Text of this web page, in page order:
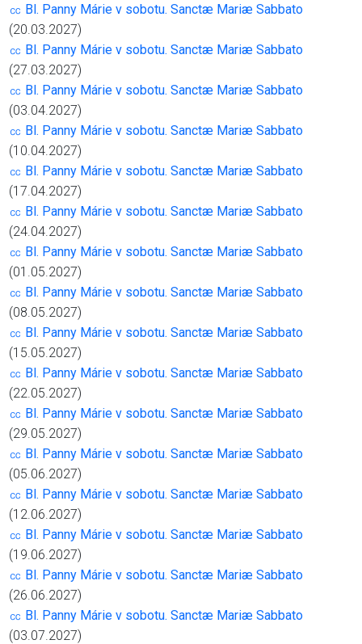
㏄ Bl. Panny Márie v sobotu. Sanctæ Mariæ Sabbato
(20.03.2027)
㏄ Bl. Panny Márie v sobotu. Sanctæ Mariæ Sabbato
(27.03.2027)
㏄ Bl. Panny Márie v sobotu. Sanctæ Mariæ Sabbato
(03.04.2027)
㏄ Bl. Panny Márie v sobotu. Sanctæ Mariæ Sabbato
(10.04.2027)
㏄ Bl. Panny Márie v sobotu. Sanctæ Mariæ Sabbato
(17.04.2027)
㏄ Bl. Panny Márie v sobotu. Sanctæ Mariæ Sabbato
(24.04.2027)
㏄ Bl. Panny Márie v sobotu. Sanctæ Mariæ Sabbato
(01.05.2027)
㏄ Bl. Panny Márie v sobotu. Sanctæ Mariæ Sabbato
(08.05.2027)
㏄ Bl. Panny Márie v sobotu. Sanctæ Mariæ Sabbato
(15.05.2027)
㏄ Bl. Panny Márie v sobotu. Sanctæ Mariæ Sabbato
(22.05.2027)
㏄ Bl. Panny Márie v sobotu. Sanctæ Mariæ Sabbato
(29.05.2027)
㏄ Bl. Panny Márie v sobotu. Sanctæ Mariæ Sabbato
(05.06.2027)
㏄ Bl. Panny Márie v sobotu. Sanctæ Mariæ Sabbato
(12.06.2027)
㏄ Bl. Panny Márie v sobotu. Sanctæ Mariæ Sabbato
(19.06.2027)
㏄ Bl. Panny Márie v sobotu. Sanctæ Mariæ Sabbato
(26.06.2027)
㏄ Bl. Panny Márie v sobotu. Sanctæ Mariæ Sabbato
(03.07.2027)